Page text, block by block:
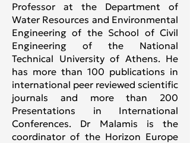
Professor at the Department of
Water Resources and Environmental
Engineering of the School of Civil
Engineering of the National
Technical University of Athens. He
has more than 100 publications in
international peer reviewed scientific
journals and more than 200
Presentations in International
Conferences. Dr Malamis is the
coordinator of the Horizon Europe